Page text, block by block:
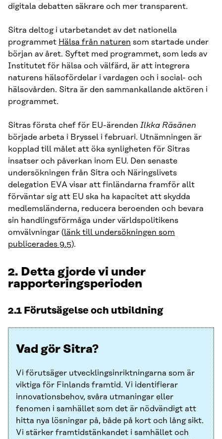
digitala debatten säkrare och mer transparent.
Sitra deltog i utarbetandet av det nationella
programmet Hälsa från naturen som startade under
början av året. Syftet med programmet, som leds av
Institutet för hälsa och välfärd, är att integrera
naturens hälsofördelar i vardagen och i social- och
hälsovården. Sitra är den sammankallande aktören i
programmet.
Sitras första chef för EU-ärenden Ilkka Räsänen
började arbeta i Bryssel i februari. Utnämningen är
kopplad till målet att öka synligheten för Sitras
insatser och påverkan inom EU. Den senaste
undersökningen från Sitra och Näringslivets
delegation EVA visar att finländarna framför allt
förväntar sig att EU ska ha kapacitet att skydda
medlemsländerna, reducera beroenden och bevara
sin handlingsförmåga under världspolitikens
omvälvningar (länk till undersökningen som
publicerades 9.5).
2. Detta gjorde vi under
rapporteringsperioden
2.1 Förutsägelse och utbildning
Vad gör Sitra?
Vi förutsäger utvecklingsinriktningarna som är
viktiga för Finlands framtid. Vi identifierar
innovationsbehov, svåra utmaningar eller
fenomen i samhället som det är nödvändigt att
hitta nya lösningar på, både på kort och lång sikt.
Vi stärker framtidstänkandet i samhället och